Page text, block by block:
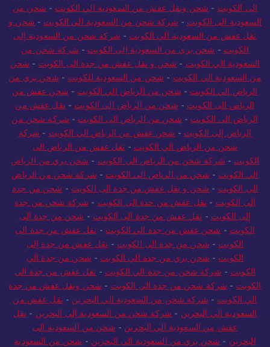
الى الكويت - شحن ونقل عفش من السعودية الي الكويت - شحن من
السعودية الى الكويت - شركة شحن من السعودية الي الكويت - شحن و
نقل عفش من السعودية الي الكويت - شركة شحن من السعودية إلى
الكويت - شحن بري من السعودية إلى الكويت - شركة شحن من
السعودية الي الكويت - شحن و نقل عفش من جدة الى الكويت - شحن
من السعودية الي الكويت - شحن من السعودية للكويت - شحن بري من
الرياض الي الكويت - شحن من الرياض الي الكويت - شحن عفش من
الرياض الى الكويت - شحن من الرياض الى الكويت - نقل عفش من
الرياض الى الكويت - شحن من الرياض الى الكويت - شركة شحن من
الرياض إلى الكويت - شحن عفش من الرياض الي الكويت - شركة
شحن من الرياض الي الكويت - نقل عفش من الرياض الى
الكويت - شركة شحن من الرياض الي الكويت - شحن بري من الرياض
الي الكويت - شحن من الرياض الى الكويت - شركة شحن من الرياض
الي الكويت - شحن و نقل عفش من جدة الى الكويت - شحن من جدة
الى الكويت - نقل عفش من جدة الى الكويت - شركة شحن من جدة
إلى الكويت - نقل عفش من جدة الى الكويت - شحن من جدة الى
الكويت - شحن عفش من جدة الي الكويت - نقل عفش من جدة الى
الكويت - شحن من جدة الى الكويت - نقل عفش من جدة إلى
الكويت - شحن بري من جدة الي الكويت - شحن من جدة الي
الكويت - شركة شحن من جدة الي الكويت - نقل عفش من جدة الى
الكويت - شركة شحن من جدة الي الكويت - شحن ونقل عفش من جدة
الي الكويت - شركة شحن من السعودية الي البحرين - نقل عفش من
السعودية الي البحرين - شركة شحن من السعودية إلى البحرين - نقل
عفش من السعودية الي البحرين - شحن من السعودية الى
البحرين - شحن بري من السعودية الي البحرين - شحن من السعودية